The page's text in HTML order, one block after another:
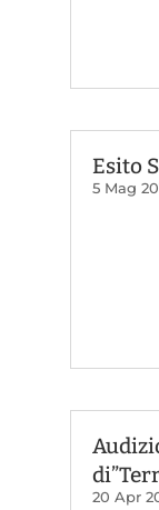
Esito
5 Mag
20 Apr